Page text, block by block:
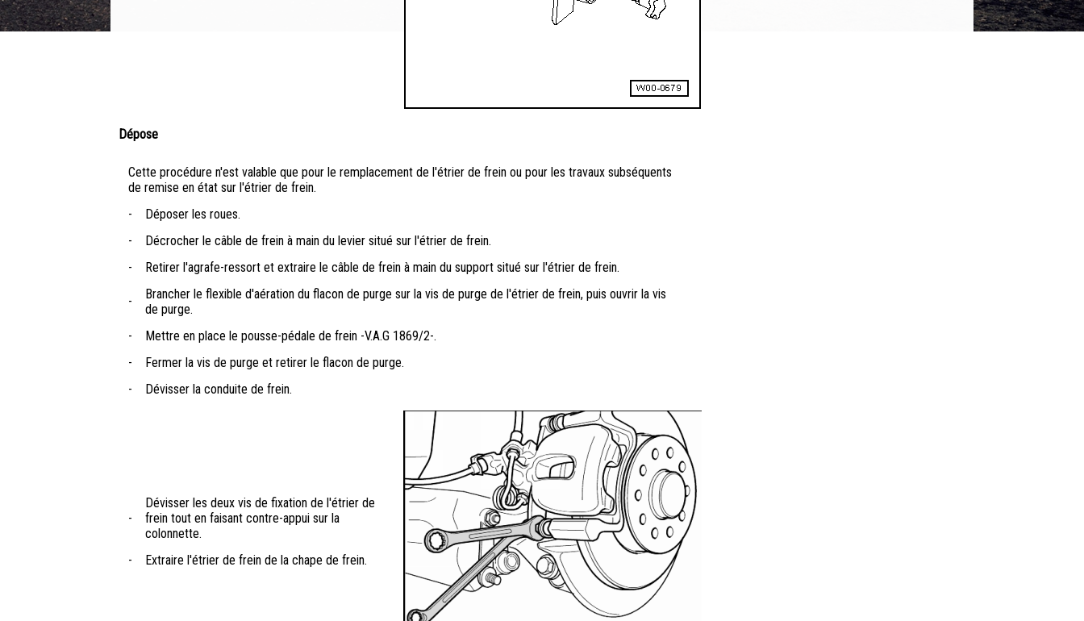
Dépose
Cette procédure n'est valable que pour le remplacement de l'étrier de frein ou pour les travaux subséquents
de remise en état sur l'étrier de frein.
-
Déposer les roues.
-
Décrocher le câble de frein à main du levier situé sur l'étrier de frein.
-
Retirer l'agrafe-ressort et extraire le câble de frein à main du support situé sur l'étrier de frein.
-
Brancher le flexible d'aération du flacon de purge sur la vis de purge de l'étrier de frein, puis ouvrir la vis
de purge.
-
Mettre en place le pousse-pédale de frein -V.A.G 1869/2-.
-
Fermer la vis de purge et retirer le flacon de purge.
-
Dévisser la conduite de frein.
-
Dévisser les deux vis de fixation de l'étrier de
frein tout en faisant contre-appui sur la
colonnette.
-
Extraire l'étrier de frein de la chape de frein.